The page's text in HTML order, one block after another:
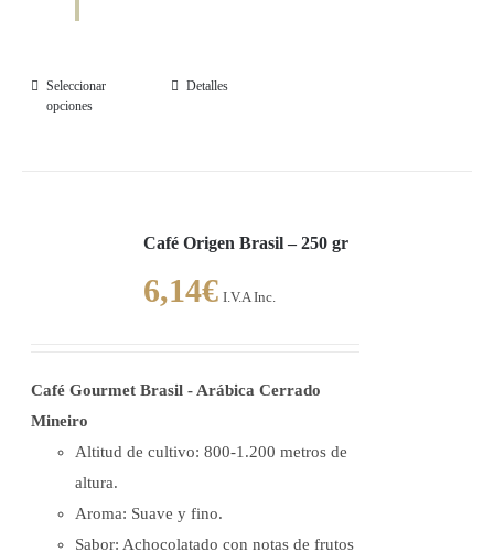
Seleccionar
opciones
Este
Las
se
en
página
producto
Detalles
Café Origen Brasil – 250 gr
6,14€ I.V.A Inc.
Café Gourmet Brasil - Arábica Cerrado
Mineiro
Altitud de cultivo: 800-1.200 metros de
altura.
Aroma: Suave y fino.
Sabor: Achocolatado con notas de frutos